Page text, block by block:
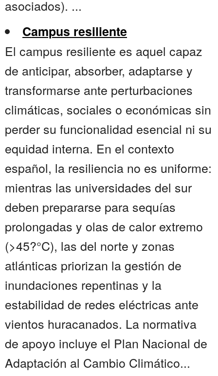
asociados). ...
Campus resiliente
El campus resiliente es aquel capaz
de anticipar, absorber, adaptarse y
transformarse ante perturbaciones
climáticas, sociales o económicas sin
perder su funcionalidad esencial ni su
equidad interna. En el contexto
español, la resiliencia no es uniforme:
mientras las universidades del sur
deben prepararse para sequías
prolongadas y olas de calor extremo
(>45?°C), las del norte y zonas
atlánticas priorizan la gestión de
inundaciones repentinas y la
estabilidad de redes eléctricas ante
vientos huracanados. La normativa
de apoyo incluye el Plan Nacional de
Adaptación al Cambio Climático...